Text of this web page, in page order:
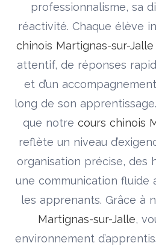
professionnalisme, sa
réactivité. Chaque élève
chinois Martignas-sur-Jalle
attentif, de réponses
et d’un
long de son
que notre cours chinois
reflète un niveau
organisation précise, des
une communication fluide
les apprenants. Grâce à
Martignas-sur-Jalle,
environnement